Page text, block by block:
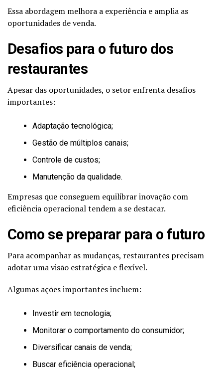
Essa abordagem melhora a experiência e amplia as
oportunidades de venda.
Desafios para o futuro dos
restaurantes
Apesar das oportunidades, o setor enfrenta desafios
importantes:
Adaptação tecnológica;
Gestão de múltiplos canais;
Controle de custos;
Manutenção da qualidade.
Empresas que conseguem equilibrar inovação com
eficiência operacional tendem a se destacar.
Como se preparar para o futuro
Para acompanhar as mudanças, restaurantes precisam
adotar uma visão estratégica e flexível.
Algumas ações importantes incluem:
Investir em tecnologia;
Monitorar o comportamento do consumidor;
Diversificar canais de venda;
Buscar eficiência operacional;